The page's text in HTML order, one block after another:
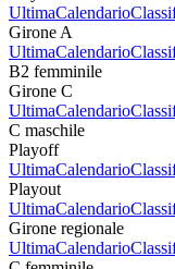
UltimaCalendario
Girone A
UltimaCalendario
B2 femminile
Girone C
UltimaCalendario
C maschile
Playoff
UltimaCalendario
Playout
UltimaCalendario
Girone regionale
UltimaCalendario